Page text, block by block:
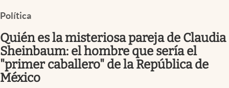
Pc y celular
Vida y estilo
Política
Quién es la misteriosa pareja de Claudia
Sheinbaum: el hombre que sería el
"primer caballero" de la República de
México